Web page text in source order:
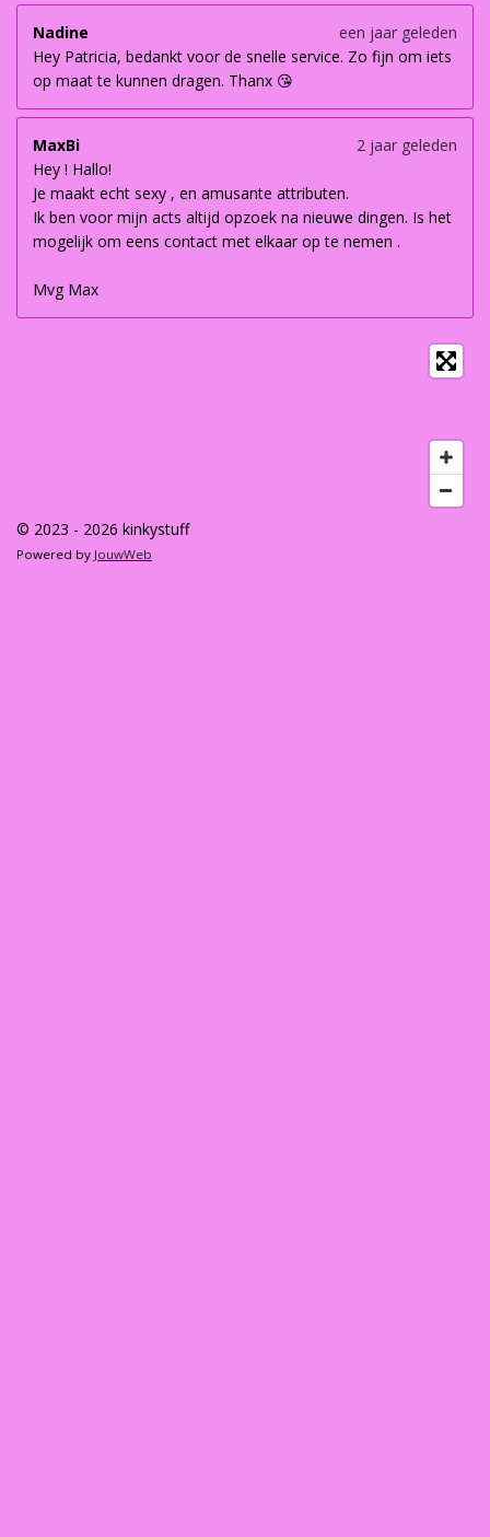
Nadine
een jaar geleden
Hey Patricia, bedankt voor de snelle service. Zo fijn om iets
op maat te kunnen dragen. Thanx 😘
MaxBi
2 jaar geleden
Hey ! Hallo!
Je maakt echt sexy , en amusante attributen.
Ik ben voor mijn acts altijd opzoek na nieuwe dingen. Is het
mogelijk om eens contact met elkaar op te nemen .
Mvg Max
© 2023 - 2026 kinkystuff
Powered by JouwWeb